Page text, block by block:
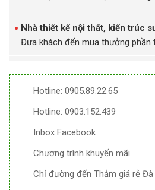
Nhà thiết kế nội thất, kiến trúc
Đưa khách đến mua thưởng phần
Hotline: 0905.89.22.65
Hotline: 0903.152.439
Inbox Facebook
Chương trình khuyến mãi
Chỉ đường đến Thảm giá rẻ Đà